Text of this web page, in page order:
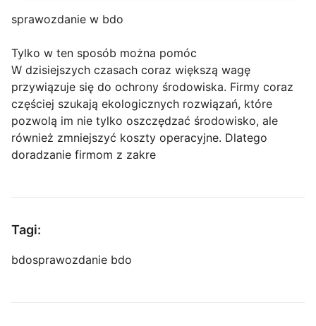
sprawozdanie w bdo
Tylko w ten sposób można pomóc
W dzisiejszych czasach coraz większą wagę
przywiązuje się do ochrony środowiska. Firmy coraz
częściej szukają ekologicznych rozwiązań, które
pozwolą im nie tylko oszczędzać środowisko, ale
również zmniejszyć koszty operacyjne. Dlatego
doradzanie firmom z zakre
Tagi:
bdosprawozdanie bdo